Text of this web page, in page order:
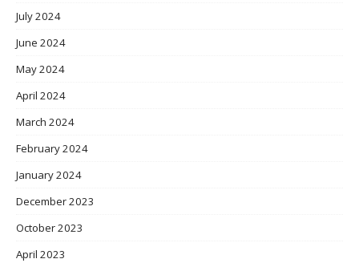
July 2024
June 2024
May 2024
April 2024
March 2024
February 2024
January 2024
December 2023
October 2023
April 2023